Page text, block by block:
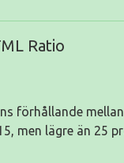
Ratio
förhållande
men lägre än 25